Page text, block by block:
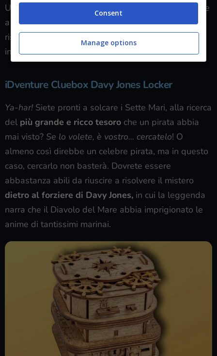
Un’ottima idea regalo, per nulla scontata e che, oltre
a rappresentare un complemento d’arredo di tutto
rispetto, è anche un oggetto ludico molto
interessante.
iDventure Cluebox Davy Jones Locker
Ya-har! Siete pronti a solcare i Sette Mari, alla ricerca
del più grande e ricco tesoro che un pirata abbia
mai visto? Se lo volete, è vostro… cercatelo! O
almeno così direbbe un celebre pirata, ma in questo
caso, cercarlo non basterà. Dovrete essere
abbastanza abili da riuscire a risolvere il mistero
dietro al forziere di Davy Jones, in cui la leggenda
narra che il Diavolo del Mare abbia imprigionato le
anime di tantissimi marinai.
Consent
Manage options